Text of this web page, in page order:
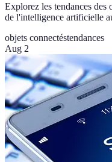
Explorez les tendances des
de l'intelligence artificielle
objets connectéstendances
Aug 2